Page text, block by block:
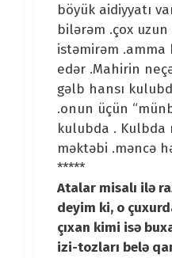
böyük aidiyyatı
bilərəm .çox uzun
istəmirəm
edər .Mahirin
gəlb hansı
.onun üçün
kulubda .
məktəbi .məncə
*****
Atalar misalı ilə
deyim ki, o
çıxan kimi isə
izi-tozları belə